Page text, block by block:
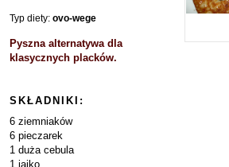
Typ diety: ovo-wege
Pyszna alternatywa dla
klasycznych placków.
SKŁADNIKI:
6 ziemniaków
6 pieczarek
1 duża cebula
1 jajko